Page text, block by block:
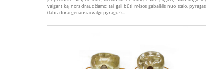
valgant ką nors draudžiamo: tai gali būti mėsos gabalėlis nuo stalo, pyragas
(labradorai geriausiai valgo pyragus)...